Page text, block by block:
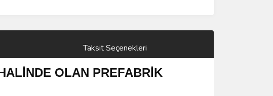
Taksit Seçenekleri
OLAN PREFABRİK